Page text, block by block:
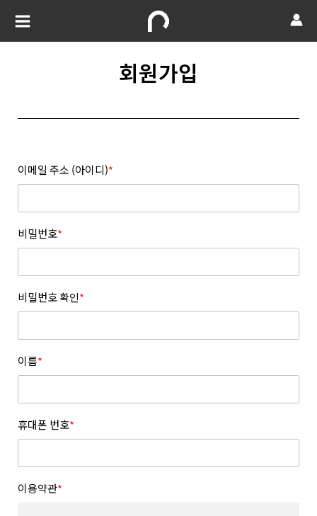
회원가입
이메일 주소 (아이디)*
비밀번호*
비밀번호 확인*
이름*
휴대폰 번호*
이용약관*